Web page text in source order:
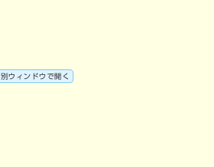
別ウィンドウで開く